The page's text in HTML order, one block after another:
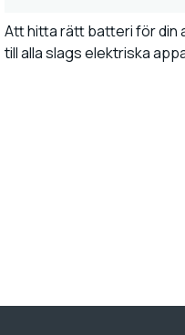
Att hitta rätt batteri för din
till alla slags elektriska